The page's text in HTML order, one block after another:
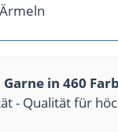
Garne in 460
- Qualität für